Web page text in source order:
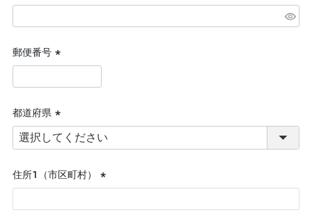
(必
須)
郵便番号
(必
須)
都道府県
(必
須)
住所１（市区町村）
(必
須)